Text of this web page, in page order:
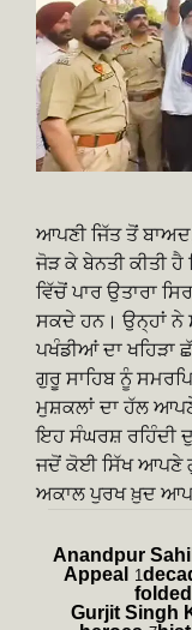
ਆਪਣੀ ਜਿੱਤ ਤੋਂ
ਜੋੜ ਕੇ ਬੇਨਤੀ ਕੀਤੀ
ਵਿੱਚੋਂ ਪਾਰ ਉਤਾਰਾ
ਸਕਦੇ ਹਨ। ਉਨ੍ਹਾਂ ਨੇ
ਪਖੰਡੀਆਂ ਦਾ ਖਹਿੜਾ
ਗੁਰੂ ਸਾਹਿਬ ਨੂੰ
ਮੁਸ਼ਕਲਾਂ ਦਾ ਹੱਲ
ਇਹ ਸੰਘਰਸ਼ ਰਹਿੰਦੀ
ਜਦੋਂ ਕੋਈ ਸਿੱਖ ਆਪਣੇ
ਅਕਾਲ ਪੁਰਖ ਖ਼ੁਦ
Anandpur
Appeal 1
Gurjit Singh